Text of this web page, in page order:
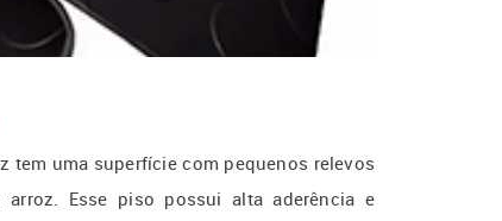
tem uma superfície com pequenos relevos
Esse piso possui alta aderência e